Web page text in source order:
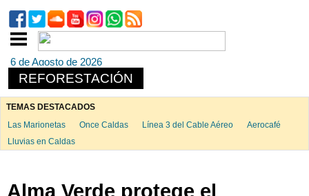
6 de Agosto de 2026
REFORESTACIÓN
TEMAS DESTACADOS
Las Marionetas
Once Caldas Línea 3 del Cable Aéreo
Aerocafé
Lluvias en Caldas
Alma Verde protege el